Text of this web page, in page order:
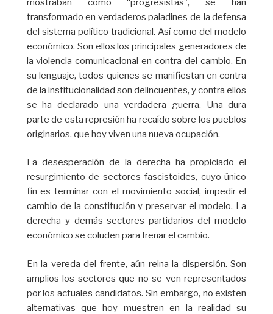
transformado en verdaderos paladines de la defensa
del sistema político tradicional. Así como del modelo
económico. Son ellos los principales generadores de
la violencia comunicacional en contra del cambio. En
su lenguaje, todos quienes se manifiestan en contra
de la institucionalidad son delincuentes, y contra ellos
se ha declarado una verdadera guerra. Una dura
parte de esta represión ha recaído sobre los pueblos
originarios, que hoy viven una nueva ocupación.
La desesperación de la derecha ha propiciado el
resurgimiento de sectores fascistoides, cuyo único
fin es terminar con el movimiento social, impedir el
cambio de la constitución y preservar el modelo. La
derecha y demás sectores partidarios del modelo
económico se coluden para frenar el cambio.
En la vereda del frente, aún reina la dispersión. Son
amplios los sectores que no se ven representados
por los actuales candidatos. Sin embargo, no existen
alternativas que hoy muestren en la realidad su